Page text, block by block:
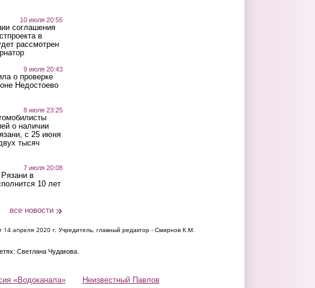
10 июля 20:55
соглашения
в
рассмотрен
9 июля 20:43
о проверке
Недостоево
8 июля 23:25
о наличии
с 25 июня
тысяч
7 июля 20:08
в
10 лет
все новости
14 апреля 2020 г. Учредитель, главный редактор - Смирнов К.М.
Светлана Чудакова.
«Водоканала» Неизвестный Павлов